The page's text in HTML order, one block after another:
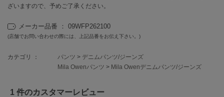
ey
FILA
フレイアイディー
ざいますので、予めご了承ください。
メーカー品番 ： 09WFP262100
(店舗でお問い合わせの際には、上記品番をお伝え下さい。)
カテゴリ ： パンツ > デニムパンツ/ジーンズ
Mila Owenパンツ > Mila Owenデニムパンツ/ジーンズ
1 件のカスタマーレビュー